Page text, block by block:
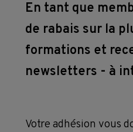
Entreprisessur
Pass
En tant que
de rabais sur la
formations et
newsletters - à
Votre adhésion vous